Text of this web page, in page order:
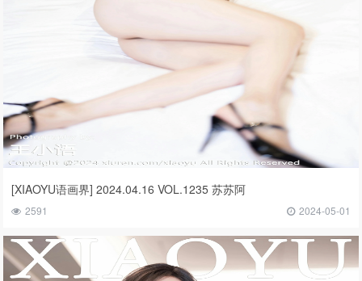
[XIAOYU语画界] 2024.04.16 VOL.1235 苏苏阿
2591 2024-05-01